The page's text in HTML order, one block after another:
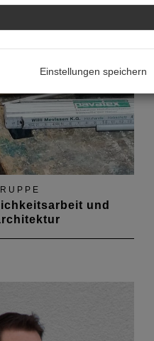
und
der Hochschule Trier
Thema
Einstellungen speichern